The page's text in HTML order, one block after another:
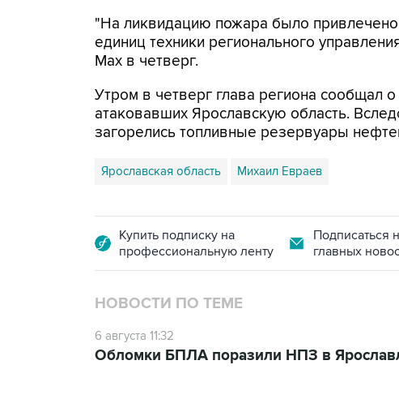
"На ликвидацию пожара было привлечено
единиц техники регионального
Мах в четверг.
Утром в четверг глава региона сообщал о
атаковавших Ярославскую область.
загорелись топливные резервуары
Ярославская область Михаил Евраев
Купить подписку на
профессиональную ленту
Подписаться
главных
НОВОСТИ ПО ТЕМЕ
6 августа 11:32
Обломки БПЛА поразили НПЗ в